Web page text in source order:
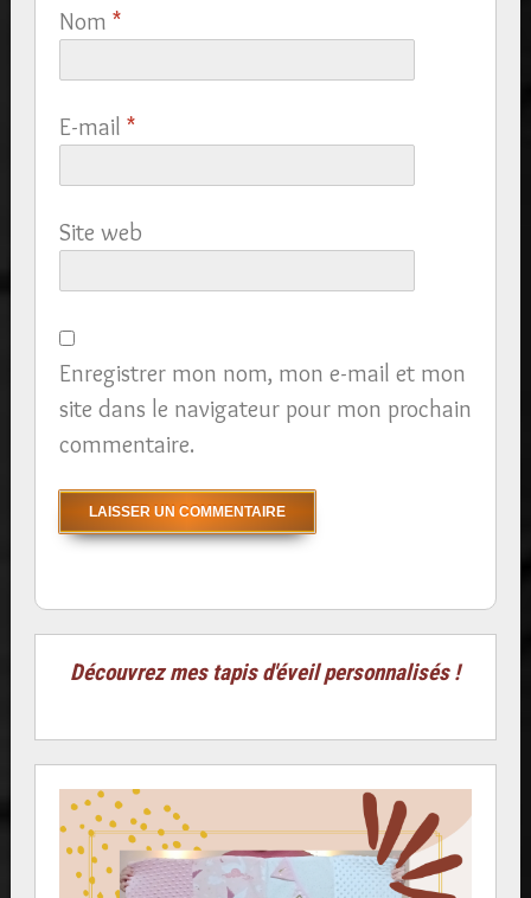
Nom *
E-mail *
Site web
Enregistrer mon nom, mon e-mail et mon
site dans le navigateur pour mon prochain
commentaire.
Découvrez mes tapis d'éveil personnalisés !